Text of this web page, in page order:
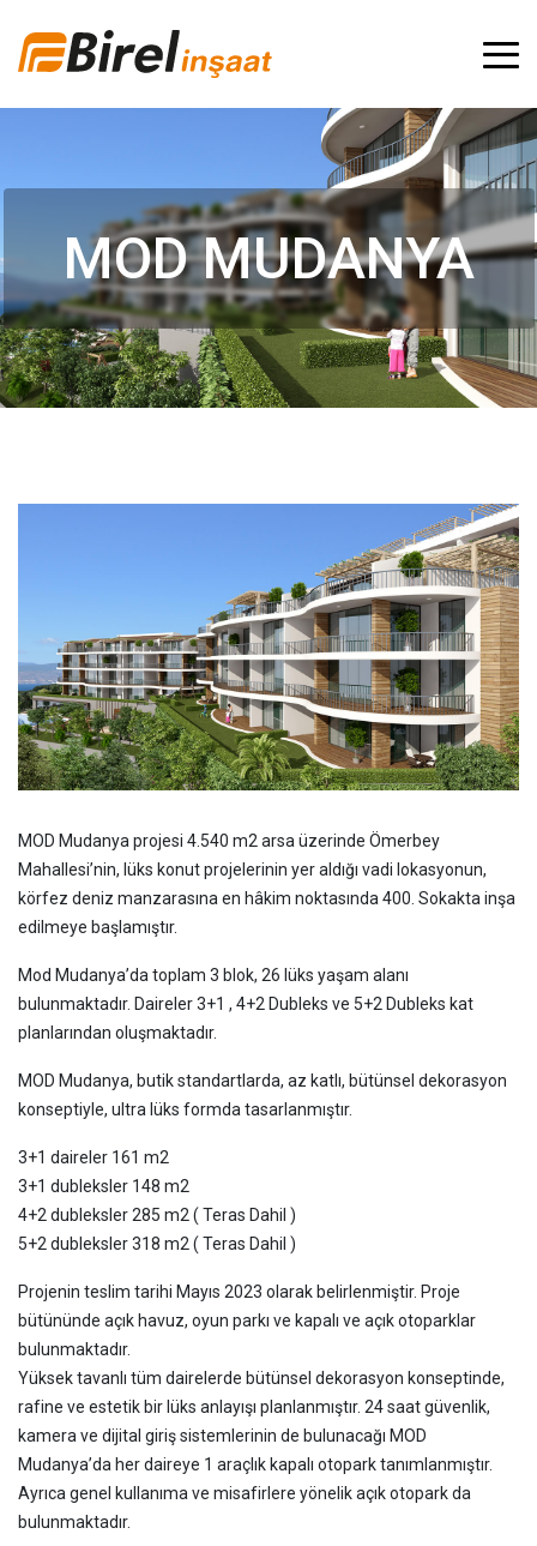
MOD MUDANYA
MOD Mudanya projesi 4.540 m2 arsa üzerinde Ömerbey
Mahallesi’nin, lüks konut projelerinin yer aldığı vadi lokasyonun,
körfez deniz manzarasına en hâkim noktasında 400. Sokakta inşa
edilmeye başlamıştır.
Mod Mudanya’da toplam 3 blok, 26 lüks yaşam alanı
bulunmaktadır. Daireler 3+1 , 4+2 Dubleks ve 5+2 Dubleks kat
planlarından oluşmaktadır.
MOD Mudanya, butik standartlarda, az katlı, bütünsel dekorasyon
konseptiyle, ultra lüks formda tasarlanmıştır.
3+1 daireler 161 m2
3+1 dubleksler 148 m2
4+2 dubleksler 285 m2 ( Teras Dahil )
5+2 dubleksler 318 m2 ( Teras Dahil )
Projenin teslim tarihi Mayıs 2023 olarak belirlenmiştir. Proje
bütününde açık havuz, oyun parkı ve kapalı ve açık otoparklar
bulunmaktadır.
Yüksek tavanlı tüm dairelerde bütünsel dekorasyon konseptinde,
rafine ve estetik bir lüks anlayışı planlanmıştır. 24 saat güvenlik,
kamera ve dijital giriş sistemlerinin de bulunacağı MOD
Mudanya’da her daireye 1 araçlık kapalı otopark tanımlanmıştır.
Ayrıca genel kullanıma ve misafirlere yönelik açık otopark da
bulunmaktadır.